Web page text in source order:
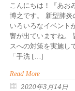
こんにちは！『あお
博之です。 新型肺炎
いろいろなイベント
響が出ていますね。
スへの対策を実施し
「手洗 […]
Read More
2020年3月14日